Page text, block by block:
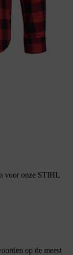
voor onze STIHL
op de meest